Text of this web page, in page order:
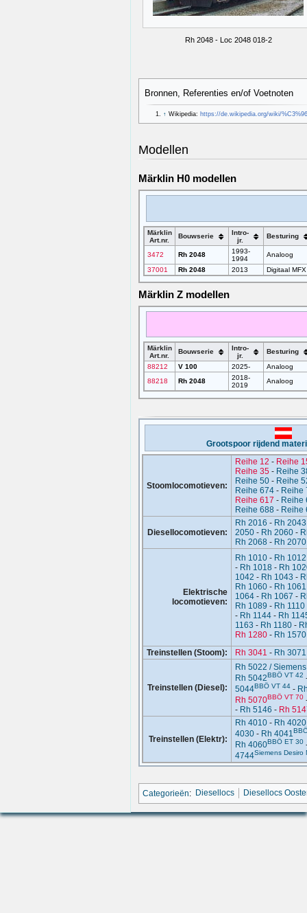
Rh 2048 - Loc 2048 018-2
Bronnen, Referenties en/of Voetnoten
↑ Wikipedia: https://de.wikipedia.org/wiki/
Modellen
Märklin H0 modellen
Märklin
Art.nr.
Bouwserie
Intro-
jr.
Besturing
3472 Rh 2048
1993-
1994
Analoog
37001
Rh 2048 2013 Digitaal MFX
Märklin Z modellen
Märklin
Art.nr.
Bouwserie
Intro-
jr.
Besturing
88212
V 100 2025-
Analoog
88218
Rh 2048
2018-
2019
Analoog
Grootspoor rijdend
Stoomlocomotieven:
Reihe 12 - Reihe
Reihe 35- Reihe
Reihe 50- Reihe
Reihe 674- Reihe
Reihe 617 - Reihe
Reihe 688- Reihe
Diesellocomotieven:
Rh 2016 - Rh 2043
2050- Rh 2060-
Rh 2068- Rh 2070
Elektrische
locomotieven:
Rh 1010- Rh 1012
- Rh 1018- Rh
1042 - Rh 1043 -
Rh 1060- Rh 1061
1064- Rh 1067 -
Rh 1089 - Rh 1110
- Rh 1144- Rh
1163 - Rh 1180-
Rh 1280- Rh 1570
Treinstellen (Stoom):
Rh 3041 - Rh 3071
Treinstellen (Diesel):
Rh 5022 /
Rh 5042BBÖ VT 42
5044BBÖ VT 44-
Rh 5070BBÖ VT 70
- Rh 5146 - Rh
Treinstellen (Elektr):
Rh 4010- Rh 4020
4030- Rh 4041
Rh 4060BBÖ ET 30
4744Siemens Desiro
Categorieën: Diesellocs Diesellocs